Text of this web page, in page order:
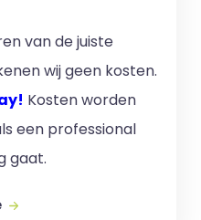
van de juiste
wij geen kosten.
Kosten worden
een professional
gaat.